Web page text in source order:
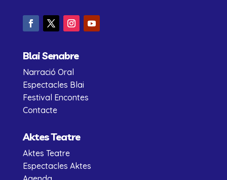
Blai Senabre
Narració Oral
Espectacles Blai
Festival Encontes
Contacte
Aktes Teatre
Aktes Teatre
Espectacles Aktes